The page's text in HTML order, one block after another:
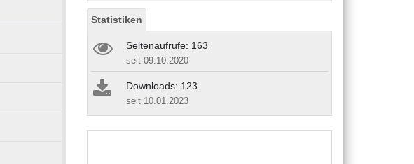
Statistiken
Seitenaufrufe: 163
seit 09.10.2020
Downloads: 123
seit 10.01.2023